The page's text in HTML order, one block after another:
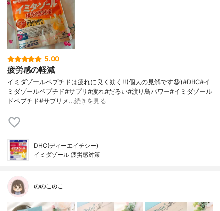
5.00
疲労感の軽減
イミダゾールペプチドは疲れに良く効く!!(個人の見解です😆)#DHC#イ
ミダゾールペプチド#サプリ#疲れ#だるい#渡り鳥パワー#イミダゾール
ドペプチド#サプリメ…続きを見る
DHC(ディーエイチシー)
イミダゾール 疲労感対策
ののこのこ